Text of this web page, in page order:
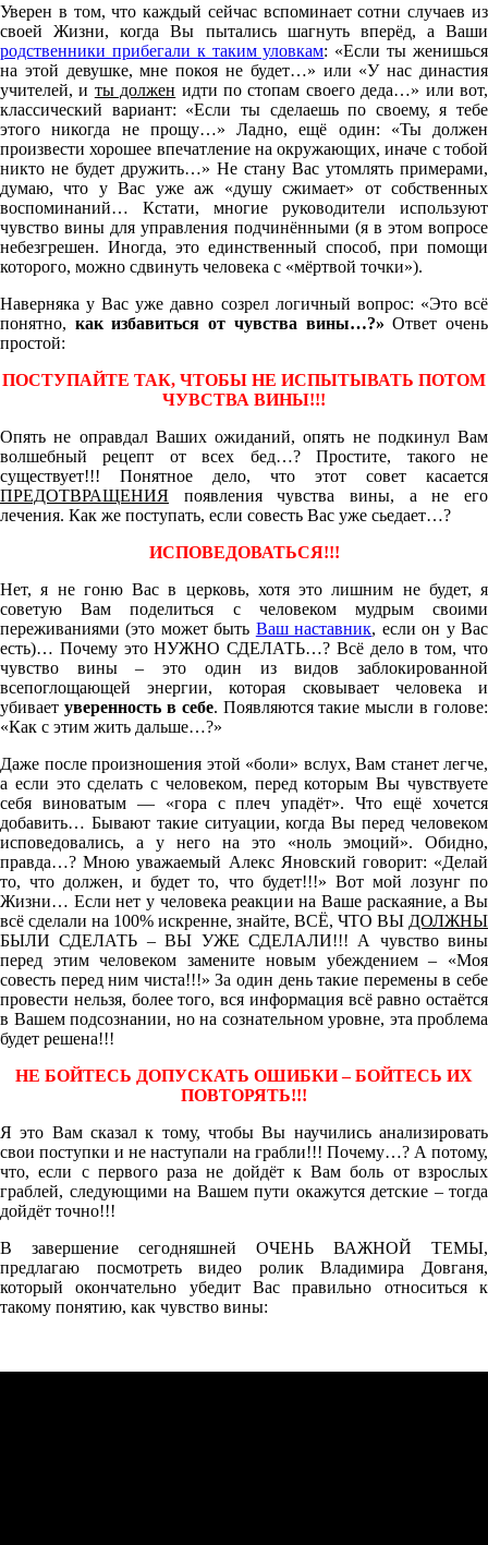
Уверен в том, что каждый сейчас вспоминает сотни случаев из
своей Жизни, когда Вы пытались шагнуть вперёд, а Ваши
родственники прибегали к таким уловкам: «Если ты женишься
на этой девушке, мне покоя не будет…» или «У нас династия
учителей, и ты должен идти по стопам своего деда…» или вот,
классический вариант: «Если ты сделаешь по своему, я тебе
этого никогда не прощу…» Ладно, ещё один: «Ты должен
произвести хорошее впечатление на окружающих, иначе с тобой
никто не будет дружить…» Не стану Вас утомлять примерами,
думаю, что у Вас уже аж «душу сжимает» от собственных
воспоминаний… Кстати, многие руководители используют
чувство вины для управления подчинёнными (я в этом вопросе
небезгрешен. Иногда, это единственный способ, при помощи
которого, можно сдвинуть человека с «мёртвой точки»).
Наверняка у Вас уже давно созрел логичный вопрос: «Это всё
понятно, как избавиться от чувства вины…?» Ответ очень
простой:
ПОСТУПАЙТЕ ТАК, ЧТОБЫ НЕ ИСПЫТЫВАТЬ ПОТОМ
ЧУВСТВА ВИНЫ!!!
Опять не оправдал Ваших ожиданий, опять не подкинул Вам
волшебный рецепт от всех бед…? Простите, такого не
существует!!! Понятное дело, что этот совет касается
ПРЕДОТВРАЩЕНИЯ появления чувства вины, а не его
лечения. Как же поступать, если совесть Вас уже сьедает…?
ИСПОВЕДОВАТЬСЯ!!!
Нет, я не гоню Вас в церковь, хотя это лишним не будет, я
советую Вам поделиться с человеком мудрым своими
переживаниями (это может быть Ваш наставник, если он у Вас
есть)… Почему это НУЖНО СДЕЛАТЬ…? Всё дело в том, что
чувство вины – это один из видов заблокированной
всепоглощающей энергии, которая сковывает человека и
убивает уверенность в себе. Появляются такие мысли в голове:
«Как с этим жить дальше…?»
Даже после произношения этой «боли» вслух, Вам станет легче,
а если это сделать с человеком, перед которым Вы чувствуете
себя виноватым — «гора с плеч упадёт». Что ещё хочется
добавить… Бывают такие ситуации, когда Вы перед человеком
исповедовались, а у него на это «ноль эмоций». Обидно,
правда…? Мною уважаемый Алекс Яновский говорит: «Делай
то, что должен, и будет то, что будет!!!» Вот мой лозунг по
Жизни… Если нет у человека реакции на Ваше раскаяние, а Вы
всё сделали на 100% искренне, знайте, ВСЁ, ЧТО ВЫ ДОЛЖНЫ
БЫЛИ СДЕЛАТЬ – ВЫ УЖЕ СДЕЛАЛИ!!! А чувство вины
перед этим человеком замените новым убеждением – «Моя
совесть перед ним чиста!!!» За один день такие перемены в себе
провести нельзя, более того, вся информация всё равно остаётся
в Вашем подсознании, но на сознательном уровне, эта проблема
будет решена!!!
НЕ БОЙТЕСЬ ДОПУСКАТЬ ОШИБКИ – БОЙТЕСЬ ИХ
ПОВТОРЯТЬ!!!
Я это Вам сказал к тому, чтобы Вы научились анализировать
свои поступки и не наступали на грабли!!! Почему…? А потому,
что, если с первого раза не дойдёт к Вам боль от взрослых
граблей, следующими на Вашем пути окажутся детские – тогда
дойдёт точно!!!
В завершение сегодняшней ОЧЕНЬ ВАЖНОЙ ТЕМЫ,
предлагаю посмотреть видео ролик Владимира Довганя,
который окончательно убедит Вас правильно относиться к
такому понятию, как чувство вины: